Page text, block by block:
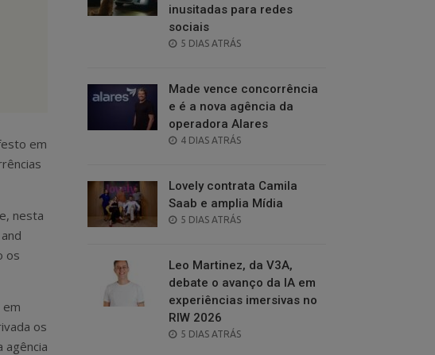
em
nesta
os
em
os
agência
inusitadas para redes
sociais
POSTED
5 DIAS ATRÁS
Made vence concorrência
e é a nova agência da
operadora Alares
POSTED
4 DIAS ATRÁS
Lovely contrata Camila
Saab e amplia Mídia
POSTED
5 DIAS ATRÁS
Leo Martinez, da V3A,
debate o avanço da IA em
experiências imersivas no
RIW 2026
POSTED
5 DIAS ATRÁS